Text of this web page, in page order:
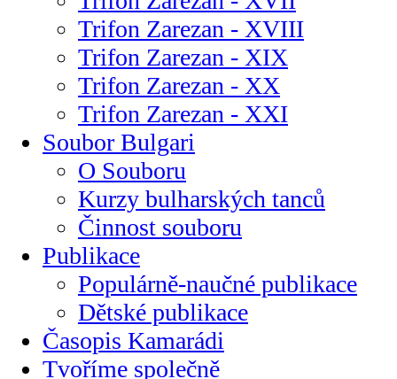
Trifon Zarezan - XVIII
Trifon Zarezan - XIX
Trifon Zarezan - XX
Trifon Zarezan - XXI
Soubor Bulgari
O Souboru
Kurzy bulharských tanců
Činnost souboru
Publikace
Populárně-naučné publikace
Dětské publikace
Časopis Kamarádi
Tvoříme společně